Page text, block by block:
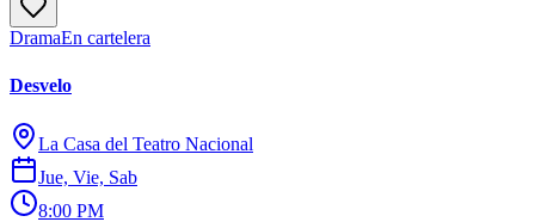
DramaEn cartelera
Desvelo
La Casa del Teatro Nacional
Jue, Vie, Sab
8:00 PM